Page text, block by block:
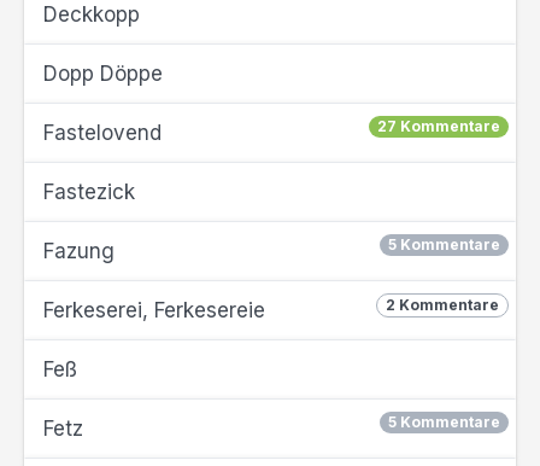
Deckkopp
Dopp Döppe
27 Kommentare
Fastelovend
Fastezick
5 Kommentare
Fazung
2 Kommentare
Ferkeserei, Ferkesereie
Feß
5 Kommentare
Fetz